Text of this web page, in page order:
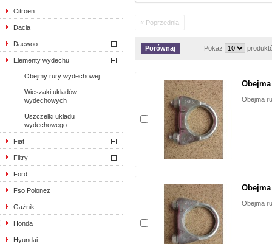
Citroen
Dacia
Daewoo
Elementy wydechu
Obejmy rury wydechowej
Wieszaki układów
wydechowych
Uszczelki układu
wydechowego
Fiat
Filtry
Ford
Fso Polonez
Gażnik
Honda
Hyundai
« Poprzednia
Pokaż
Obejma
Obejma